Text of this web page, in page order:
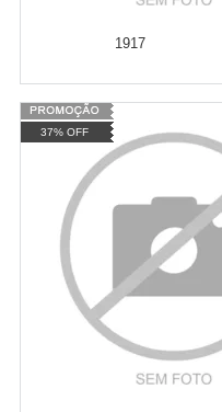
1917
Varejo:
Atacado: R$ 2.550,90 (Apenas
Revendedor)
10 x
Cat:
CONTEMPORÂNEA
COMPRAR
37% OFF